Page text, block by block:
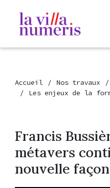
Accueil Nos travaux
Les enjeux de la
Francis
métavers
nouvelle